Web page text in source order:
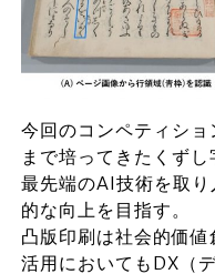
今回のコンペティシ
まで培ってきたくず
最先端のAI技術を取
的な向上を目指す。
凸版印刷は社会的価
活用においてもDX（